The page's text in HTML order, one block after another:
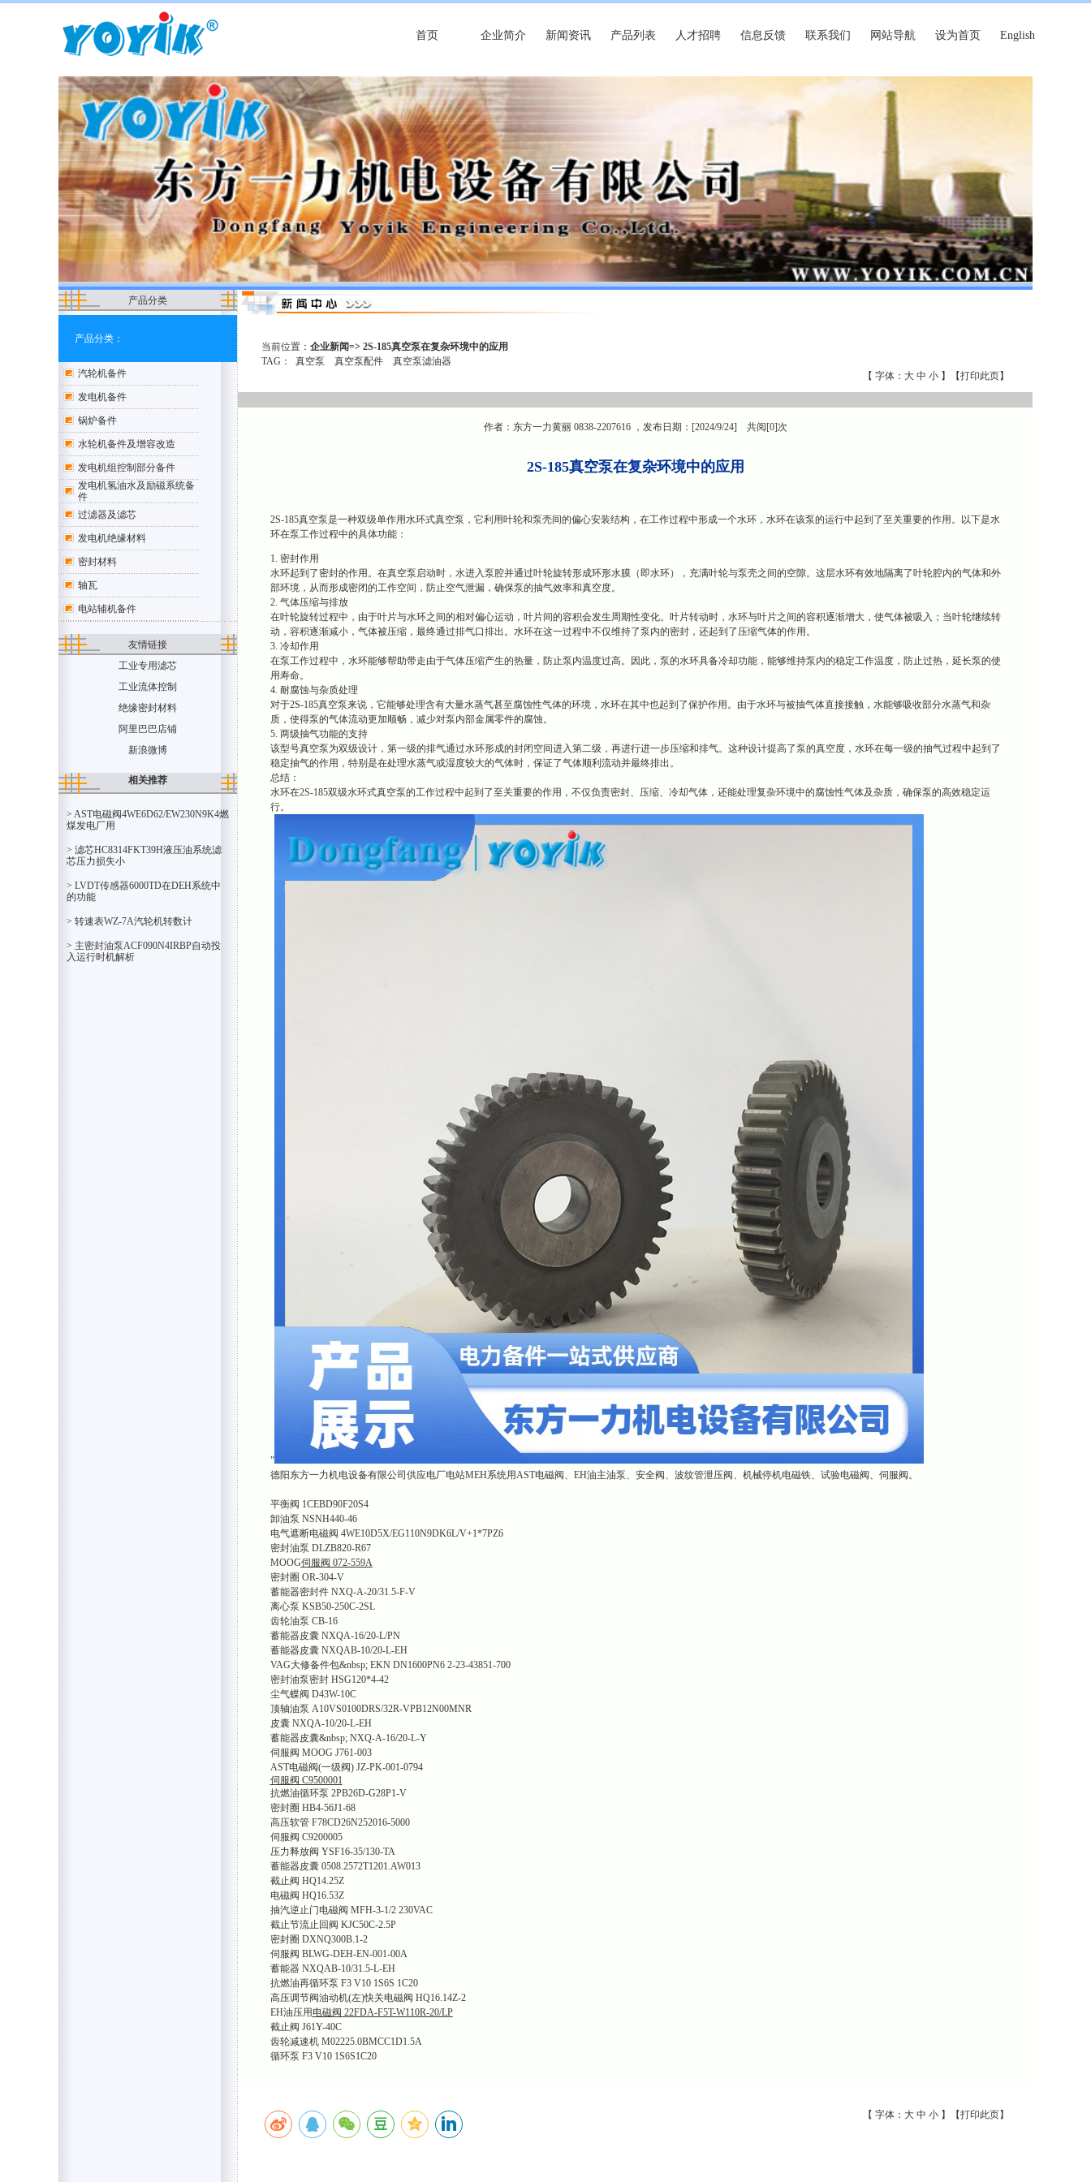
首页 企业简介 新闻资讯 产品列表 人才招聘 信息反馈 联系我们 网站导航 设为首页 English
产品分类
产品分类：
汽轮机备件
发电机备件
锅炉备件
水轮机备件及增容改造
发电机组控制部分备件
发电机氢油水及励磁系统备
件
过滤器及滤芯
发电机绝缘材料
密封材料
轴瓦
电站辅机备件
友情链接
工业专用滤芯
工业流体控制
绝缘密封材料
阿里巴巴店铺
新浪微博
相关推荐
> AST电磁阀4WE6D62/EW230N9K4燃
煤发电厂用
> 滤芯HC8314FKT39H液压油系统滤
芯压力损失小
> LVDT传感器6000TD在DEH系统中
的功能
> 转速表WZ-7A汽轮机转数计
> 主密封油泵ACF090N4IRBP自动投
入运行时机解析
当前位置：企业新闻=> 2S-185真空泵在复杂环境中的应用
TAG：真空泵 真空泵配件
真空泵滤油器
【 字体： 大 中 小】【打印此页】
作者：东方一力黄丽 0838-2207616 ，发布日期：[2024/9/24] 共阅[0]次
2S-185真空泵在复杂环境中的应用
2S-185真空泵是一种双级单作用水环式真空泵，它利用叶轮和泵壳间的偏心安装结构，在工作过程中形成一个水环，水环在该泵的运行中起到了至关重要的作用。以下是水
环在泵工作过程中的具体功能：
1. 密封作用
水环起到了密封的作用。在真空泵启动时，水进入泵腔并通过叶轮旋转形成环形水膜（即水环），充满叶轮与泵壳之间的空隙。这层水环有效地隔离了叶轮腔内的气体和外
部环境，从而形成密闭的工作空间，防止空气泄漏，确保泵的抽气效率和真空度。
2. 气体压缩与排放
在叶轮旋转过程中，由于叶片与水环之间的相对偏心运动，叶片间的容积会发生周期性变化。叶片转动时，水环与叶片之间的容积逐渐增大，使气体被吸入；当叶轮继续转
动，容积逐渐减小，气体被压缩，最终通过排气口排出。水环在这一过程中不仅维持了泵内的密封，还起到了压缩气体的作用。
3. 冷却作用
在泵工作过程中，水环能够帮助带走由于气体压缩产生的热量，防止泵内温度过高。因此，泵的水环具备冷却功能，能够维持泵内的稳定工作温度，防止过热，延长泵的使
用寿命。
4. 耐腐蚀与杂质处理
对于2S-185真空泵来说，它能够处理含有大量水蒸气甚至腐蚀性气体的环境，水环在其中也起到了保护作用。由于水环与被抽气体直接接触，水能够吸收部分水蒸气和杂
质，使得泵的气体流动更加顺畅，减少对泵内部金属零件的腐蚀。
5. 两级抽气功能的支持
该型号真空泵为双级设计，第一级的排气通过水环形成的封闭空间进入第二级，再进行进一步压缩和排气。这种设计提高了泵的真空度，水环在每一级的抽气过程中起到了
稳定抽气的作用，特别是在处理水蒸气或湿度较大的气体时，保证了气体顺利流动并最终排出。
总结：
水环在2S-185双级水环式真空泵的工作过程中起到了至关重要的作用，不仅负责密封、压缩、冷却气体，还能处理复杂环境中的腐蚀性气体及杂质，确保泵的高效稳定运
行。
"
德阳东方一力机电设备有限公司供应电厂电站MEH系统用AST电磁阀、EH油主油泵、安全阀、波纹管泄压阀、机械停机电磁铁、试验电磁阀、伺服阀。
平衡阀 1CEBD90F20S4
卸油泵 NSNH440-46
电气遮断电磁阀 4WE10D5X/EG110N9DK6L/V+1*7PZ6
密封油泵 DLZB820-R67
MOOG伺服阀 072-559A
密封圈 OR-304-V
蓄能器密封件 NXQ-A-20/31.5-F-V
离心泵 KSB50-250C-2SL
齿轮油泵 CB-16
蓄能器皮囊 NXQA-16/20-L/PN
蓄能器皮囊 NXQAB-10/20-L-EH
VAG大修备件包&nbsp; EKN DN1600PN6 2-23-43851-700
密封油泵密封 HSG120*4-42
尘气蝶阀 D43W-10C
顶轴油泵 A10VS0100DRS/32R-VPB12N00MNR
皮囊 NXQA-10/20-L-EH
蓄能器皮囊&nbsp; NXQ-A-16/20-L-Y
伺服阀 MOOG J761-003
AST电磁阀(一级阀) JZ-PK-001-0794
伺服阀 C9500001
抗燃油循环泵 2PB26D-G28P1-V
密封圈 HB4-56J1-68
高压软管 F78CD26N252016-5000
伺服阀 C9200005
压力释放阀 YSF16-35/130-TA
蓄能器皮囊 0508.2572T1201.AW013
截止阀 HQ14.25Z
电磁阀 HQ16.53Z
抽汽逆止门电磁阀 MFH-3-1/2 230VAC
截止节流止回阀 KJC50C-2.5P
密封圈 DXNQ300B.1-2
伺服阀 BLWG-DEH-EN-001-00A
蓄能器 NXQAB-10/31.5-L-EH
抗燃油再循环泵 F3 V10 1S6S 1C20
高压调节阀油动机(左)快关电磁阀 HQ16.14Z-2
EH油压用电磁阀 22FDA-F5T-W110R-20/LP
截止阀 J61Y-40C
齿轮减速机 M02225.0BMCC1D1.5A
循环泵 F3 V10 1S6S1C20
【 字体： 大 中 小】【打印此页】